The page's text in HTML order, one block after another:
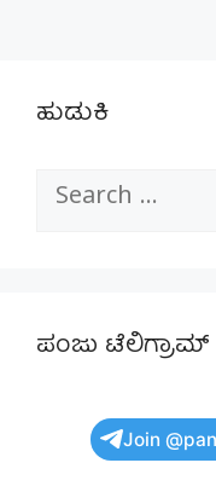
ಹುಡುಕಿ
Search
ಪಂಜು ಟೆಲಿಗ್ರಾಮ್
Join